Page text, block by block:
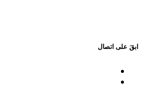
ابقَ على اتصال